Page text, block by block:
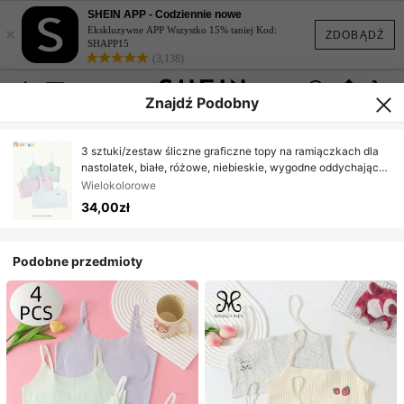
ZDOBĄDŹ
×
SHEIN APP - Codziennie nowe
Ekskluzywne APP Wszystko 15% taniej Kod:
SHAPP15
(3,138)
Znajdź Podobny
3 sztuki/zestaw śliczne graficzne topy na ramiączkach dla
nastolatek, białe, różowe, niebieskie, wygodne oddychające
majtki na ramiączkach
Wielokolorowe
34,00zł
Podobne przedmioty